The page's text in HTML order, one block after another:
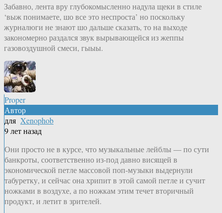
Забавно, лента вру глубокомысленно надула щеки в стиле
‘выж понимаете, шо все это неспроста’ но поскольку
журналюги не знают шо дальше сказать, то на выходе
закономерно раздался звук вырывающейся из жеппы
газовоздушной смеси, гыыы.
Proper
Автор
для Xenophob
9 лет назад
Они просто не в курсе, что музыкальные лейблы — по сути
банкроты, соответственно из-под давно висящей в
экономической петле массовой поп-музыки выдернули
табуретку, и сейчас она хрипит в этой самой петле и сучит
ножками в воздухе, а по ножкам этим течет вторичный
продукт, и летит в зрителей.